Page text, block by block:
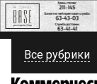
ПОЛИТИКА
Все рубрики